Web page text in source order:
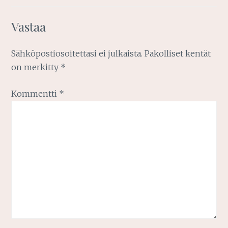
Vastaa
Sähköpostiosoitettasi ei julkaista. Pakolliset kentät
on merkitty *
Kommentti *